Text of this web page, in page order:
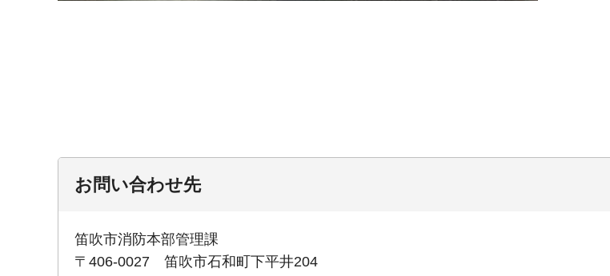
お問い合わせ先
笛吹市消防本部管理課
〒406-0027 笛吹市石和町下平井204